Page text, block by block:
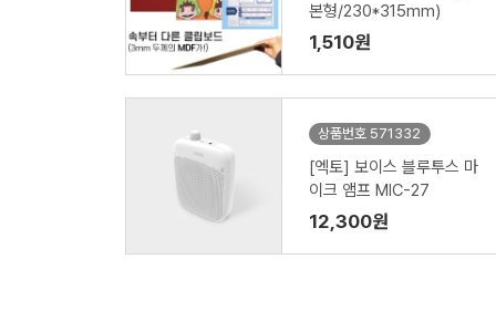
본형/230*315mm)
1,510원
상품번호 571332
[엑토] 보이스 블루투스 마
이크 앰프 MIC-27
12,300원